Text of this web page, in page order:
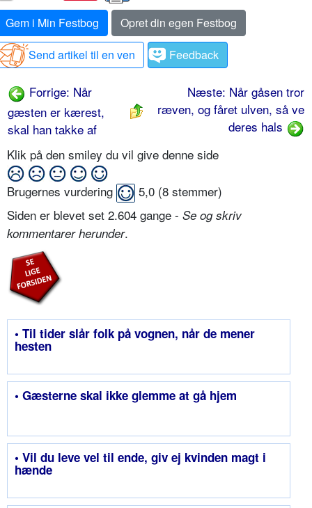
Gem i Min Festbog
Opret din egen Festbog
Send artikel til en ven
Feedback
Forrige: Når
gæsten er kærest,
skal han takke af
Næste: Når gåsen tror
ræven, og fåret ulven, så ve
deres hals
Klik på den smiley du vil give denne side
Brugernes vurdering 5,0 (8 stemmer)
Siden er blevet set 2.604 gange - Se og skriv
kommentarer herunder.
• Til tider slår folk på vognen, når de mener
hesten
• Gæsterne skal ikke glemme at gå hjem
• Vil du leve vel til ende, giv ej kvinden magt i
hænde